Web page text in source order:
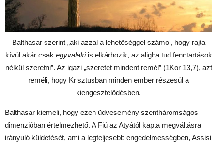
Balthasar szerint „aki azzal a lehetőséggel számol, hogy rajta
kívül akár csak egyvalakiis elkárhozik, az aligha tud fenntartások
nélkül szeretni”. Az igazi „szeretet mindent remél” (1Kor 13,7), azt
reméli, hogy Krisztusban minden ember részesül a
kiengesztelődésben.
Balthasar kiemeli, hogy ezen üdvesemény szentháromságos
dimenzióban értelmezhető. A Fiú az Atyától kapta megváltásra
irányuló küldetését, ami a legteljesebb engedelmességben, Assisi